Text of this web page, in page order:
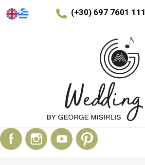
(+30) 697 7601 111